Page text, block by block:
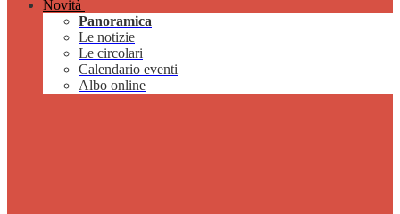
Novità
Panoramica
Le notizie
Le circolari
Calendario eventi
Albo online